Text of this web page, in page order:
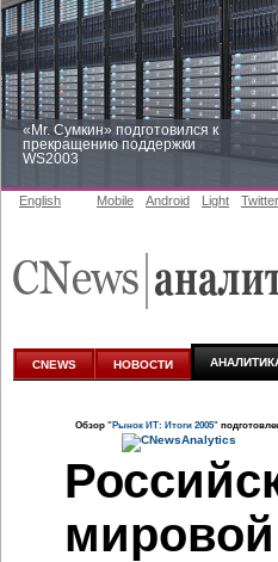
«Mr. Сумкин» подготовился к
прекращению поддержки
WS2003
аналитике
English Mobile Android Light
CNEWS НОВОСТИ
Обзор "Рынок ИТ: Итоги 2005"